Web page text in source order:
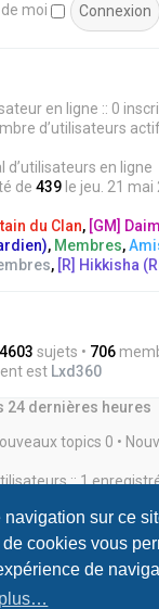
navigation sur ce
cookies vous
de
moi
en ligne :: 0
d’utilisateurs
d’utilisateurs en ligne
de439 le jeu. 21
du Clan, [GM]
, Membres,
, [R] Hikkisha
4603 sujets • 706
est Lxd360
24 dernières heures
topics 0 •
:: 1